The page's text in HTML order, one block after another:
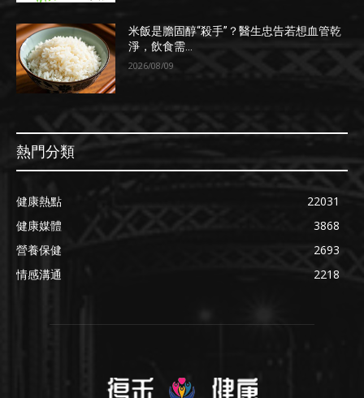
米飯是膽固醇“殺手”？醫生忠告若想血管乾
淨，飲食需...
2026/08/09
熱門分類
健康熱點
22031
健康媒體
3868
營養保健
2693
情感溝通
2218